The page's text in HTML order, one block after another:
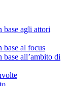
base agli attori
base al focus
all’ambito di